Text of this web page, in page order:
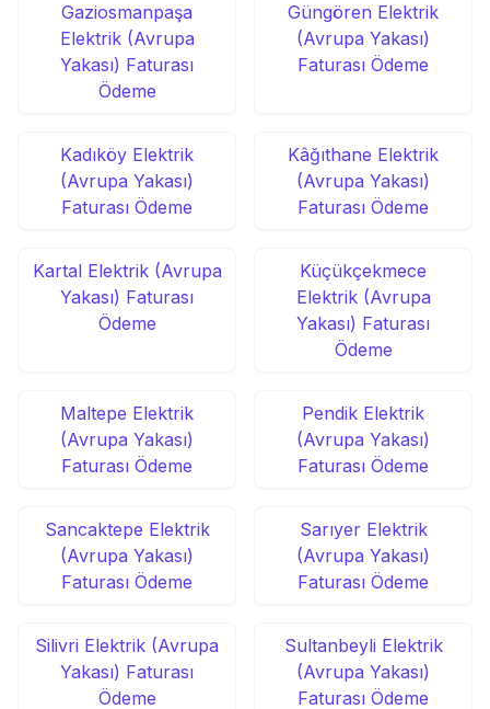
Gaziosmanpaşa
Elektrik (Avrupa
Yakası) Faturası
Ödeme
Güngören Elektrik
(Avrupa Yakası)
Faturası Ödeme
Kadıköy Elektrik
(Avrupa Yakası)
Faturası Ödeme
Kâğıthane Elektrik
(Avrupa Yakası)
Faturası Ödeme
Kartal Elektrik (Avrupa
Yakası) Faturası
Ödeme
Küçükçekmece
Elektrik (Avrupa
Yakası) Faturası
Ödeme
Maltepe Elektrik
(Avrupa Yakası)
Faturası Ödeme
Pendik Elektrik
(Avrupa Yakası)
Faturası Ödeme
Sancaktepe Elektrik
(Avrupa Yakası)
Faturası Ödeme
Sarıyer Elektrik
(Avrupa Yakası)
Faturası Ödeme
Silivri Elektrik (Avrupa
Yakası) Faturası
Ödeme
Sultanbeyli Elektrik
(Avrupa Yakası)
Faturası Ödeme